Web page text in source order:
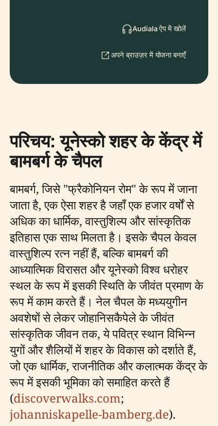
Audiala ऐप में खोलें
अपने ब्राउज़र में योजना बनाएँ
परिचय: यूनेस्को शहर के केंद्र में
बामबर्ग के चैपल
बामबर्ग, जिसे "फ्रैकोनियन रोम" के रूप में जाना
जाता है, एक ऐसा शहर है जहाँ एक हजार वर्षों से
अधिक का धार्मिक, वास्तुशिल्प और सांस्कृतिक
इतिहास एक साथ मिलता है। इसके चैपल केवल
वास्तुशिल्प रत्न नहीं हैं, बल्कि बामबर्ग की
आध्यात्मिक विरासत और यूनेस्को विश्व धरोहर
स्थल के रूप में इसकी स्थिति के जीवंत प्रमाण के
रूप में काम करते हैं। नेल चैपल के मध्ययुगीन
अवशेषों से लेकर जोहानिसकैपेले के जीवंत
सांस्कृतिक जीवन तक, ये पवित्र स्थान विभिन्न
युगों और शैलियों में शहर के विकास को दर्शाते हैं,
जो एक धार्मिक, राजनीतिक और कलात्मक केंद्र के
रूप में इसकी भूमिका को समाहित करते हैं
(discoverwalks.com;
johanniskapelle-bamberg.de).